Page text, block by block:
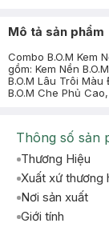
Mô tả sản phẩm
Combo B.O.M Kem
gồm: Kem Nền
B.O.M Lâu Trôi Màu
B.O.M Che Phủ
Thông số sản
Thương Hiệu
Xuất xứ thương
Nơi sản xuất
Giới tính